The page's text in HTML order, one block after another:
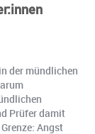
der mündlichen
Prüfer damit
Angst